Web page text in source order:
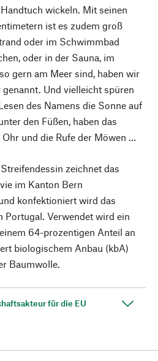
wickeln. Mit seinen
ist es zudem groß
oder im Schwimmbad
oder in der Sauna, im
gern am Meer sind, haben wir
Und vielleicht spüren
des Namens die Sonne auf
den Füßen, haben das
und die Rufe der Möwen …
zeichnet das
im Kanton Bern
konfektioniert wird das
Portugal. Verwendet wird ein
64-prozentigen Anteil an
biologischem Anbau (kbA)
Baumwolle.
für die EU